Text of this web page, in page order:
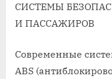
СИСТЕМЫ
И ПАССАЖИРОВ
Современные
ABS